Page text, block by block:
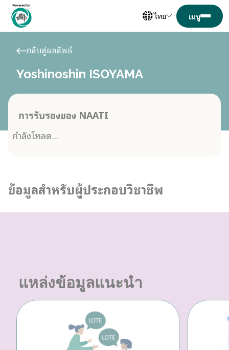
ไทย
กลับสู่ผลลัพธ์
Yoshinoshin ISOYAMA
การรับรองของ NAATI
กำลังโหลด...
ข้อมูลสำหรับผู้ประกอบวิชาชีพ
แหล่งข้อมูลแนะนำ